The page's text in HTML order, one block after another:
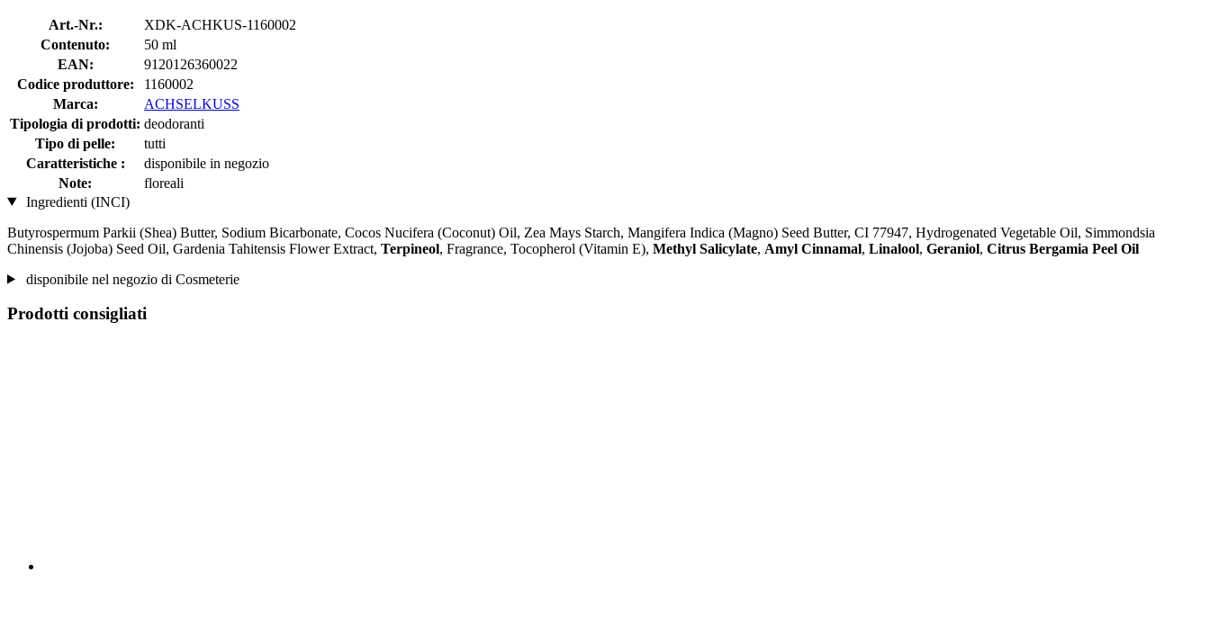
Art.-Nr.:
XDK-ACHKUS-1160002
Contenuto:
50 ml
EAN:
9120126360022
Codice produttore:
1160002
Marca:
ACHSELKUSS
Tipologia di prodotti: deodoranti
Tipo di pelle:
tutti
Caratteristiche :
disponibile in negozio
Note:
floreali
Ingredienti (INCI)
Butyrospermum Parkii (Shea) Butter, Sodium Bicarbonate, Cocos Nucifera (Coconut) Oil, Zea Mays Starch, Mangifera Indica (Magno) Seed Butter, CI 77947, Hydrogenated Vegetable Oil, Simmondsia
Chinensis (Jojoba) Seed Oil, Gardenia Tahitensis Flower Extract, Terpineol, Fragrance, Tocopherol (Vitamin E), Methyl Salicylate, Amyl Cinnamal, Linalool, Geraniol, Citrus Bergamia Peel Oil
disponibile nel negozio di Cosmeterie
Prodotti consigliati